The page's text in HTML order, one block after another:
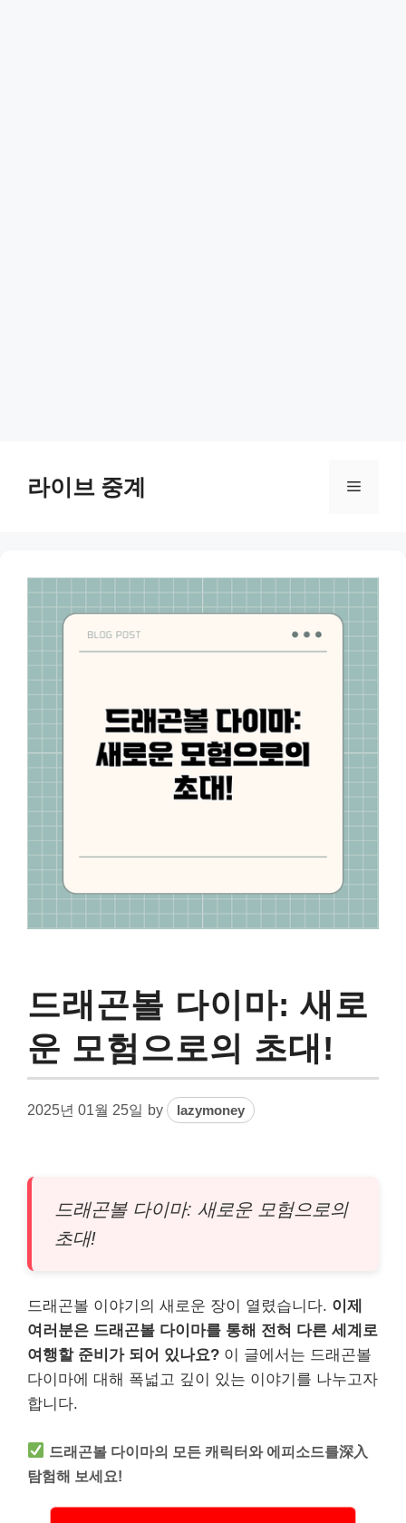
content라이브 중계 Menu
드래곤볼 다이마: 새로
운 모험으로의 초대!
2025년 01월 25일 by lazymoney
드래곤볼 다이마: 새로운 모험으로의
초대!
드래곤볼 이야기의 새로운 장이 열렸습니다. 이제
여러분은 드래곤볼 다이마를 통해 전혀 다른 세계로
여행할 준비가 되어 있나요? 이 글에서는 드래곤볼
다이마에 대해 폭넓고 깊이 있는 이야기를 나누고자
합니다.
드래곤볼 다이마의 모든 캐릭터와 에피소드를深入
탐험해 보세요!